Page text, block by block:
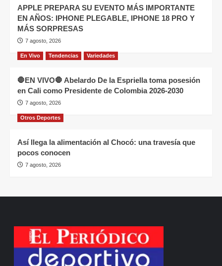
APPLE PREPARA SU EVENTO MÁS IMPORTANTE
EN AÑOS: IPHONE PLEGABLE, IPHONE 18 PRO Y
MÁS SORPRESAS
7 agosto, 2026
En Vivo Tendencias Variedades
🛑EN VIVO🛑 Abelardo De la Espriella toma posesión
en Cali como Presidente de Colombia 2026-2030
7 agosto, 2026
Otros Deportes
Así llega la alimentación al Chocó: una travesía que
pocos conocen
7 agosto, 2026